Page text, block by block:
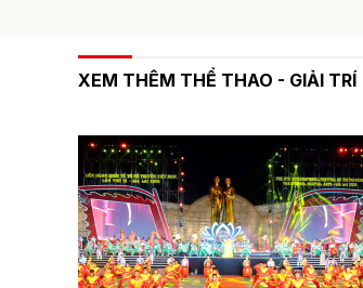
XEM THÊM THỂ THAO - GIẢI TRÍ